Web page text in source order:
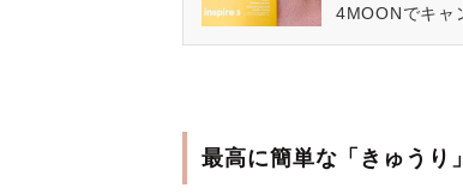
4MOONでキャ
最高に簡単な「きゅう